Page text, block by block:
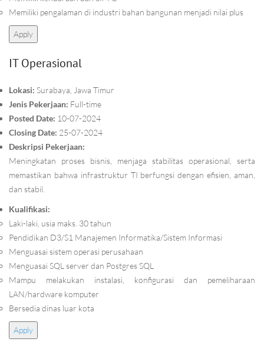
Memiliki pengalaman di industri bahan bangunan menjadi nilai plus
Apply
IT Operasional
Lokasi: Surabaya, Jawa Timur
Jenis Pekerjaan: Full-time
Posted Date: 10-07-2024
Closing Date: 25-07-2024
Deskripsi Pekerjaan:
Meningkatan proses bisnis, menjaga stabilitas operasional, serta
memastikan bahwa infrastruktur TI berfungsi dengan efisien, aman,
dan stabil.
Kualifikasi:
Laki-laki, usia maks. 30 tahun
Pendidikan D3/S1 Manajemen Informatika/Sistem Informasi
Menguasai sistem operasi perusahaan
Menguasai SQL server dan Postgres SQL
Mampu melakukan instalasi, konfigurasi dan pemeliharaan
LAN/hardware komputer
Bersedia dinas luar kota
Apply